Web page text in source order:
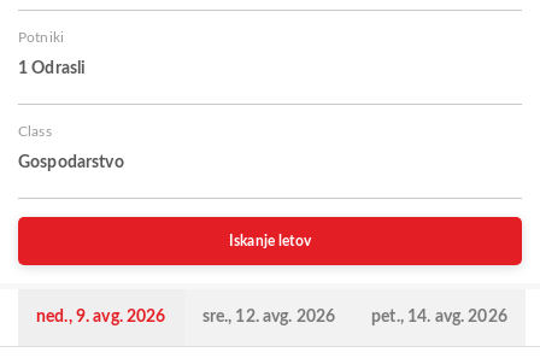
Potniki
1 Odrasli
Class
Gospodarstvo
Iskanje letov
ned., 9. avg. 2026 sre., 12. avg. 2026 pet., 14. avg. 2026